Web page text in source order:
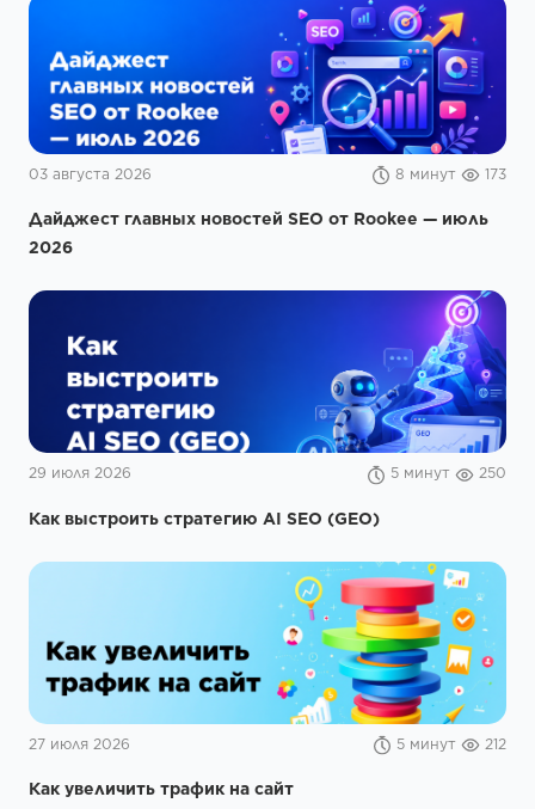
03 августа 2026 8 минут 173
Дайджест главных новостей SEO от Rookee — июль
2026
29 июля 2026 5 минут 250
Как выстроить стратегию AI SEO (GEO)
27 июля 2026 5 минут 212
Как увеличить трафик на сайт